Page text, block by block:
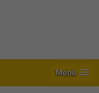
Menü